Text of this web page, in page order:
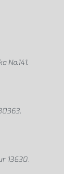
No.141.
13630.